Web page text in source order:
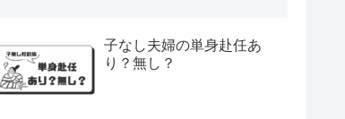
子なし夫婦の単身赴任あ
り？無し？